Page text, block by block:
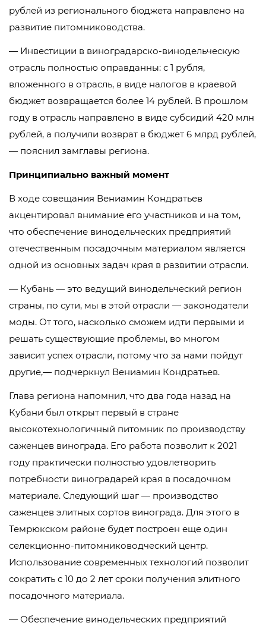
рублей из регионального бюджета направлено на
развитие питомниководства.
— Инвестиции в виноградарско-винодельческую
отрасль полностью оправданны: с 1 рубля,
вложенного в отрасль, в виде налогов в краевой
бюджет возвращается более 14 рублей. В прошлом
году в отрасль направлено в виде субсидий 420 млн
рублей, а получили возврат в бюджет 6 млрд рублей,
— пояснил замглавы региона.
Принципиально важный момент
В ходе совещания Вениамин Кондратьев
акцентировал внимание его участников и на том,
что обеспечение винодельческих предприятий
отечественным посадочным материалом является
одной из основных задач края в развитии отрасли.
— Кубань — это ведущий винодельческий регион
страны, по сути, мы в этой отрасли — законодатели
моды. От того, насколько сможем идти первыми и
решать существующие проблемы, во многом
зависит успех отрасли, потому что за нами пойдут
другие,— подчеркнул Вениамин Кондратьев.
Глава региона напомнил, что два года назад на
Кубани был открыт первый в стране
высокотехнологичный питомник по производству
саженцев винограда. Его работа позволит к 2021
году практически полностью удовлетворить
потребности виноградарей края в посадочном
материале. Следующий шаг — производство
саженцев элитных сортов винограда. Для этого в
Темрюкском районе будет построен еще один
селекционно-питомниководческий центр.
Использование современных технологий позволит
сократить с 10 до 2 лет сроки получения элитного
посадочного материала.
— Обеспечение винодельческих предприятий